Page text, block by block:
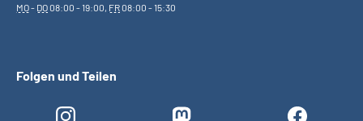
MO- DO08:00 - 19:00, FR08:00 - 15:30
Folgen und Teilen